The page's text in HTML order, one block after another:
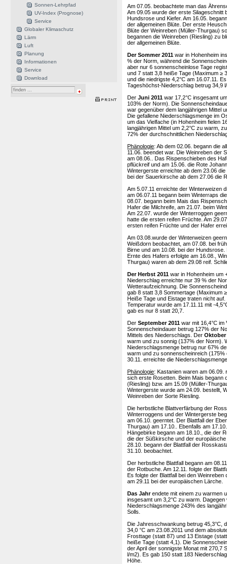
Sonnen-Lehrpfad
UV-Index (Prognose)
Service
Globaler Klimaschutz
Lärm
Luft
Planung
Informationen
Service
Download
Am 07.05. beobachtete man das
Am 09.05 wurde der erste Silageschnitt
Hundsrose und Kiefer. Am 16.05.
der allgemeinen Blüte. Der erste
Blüte der Weinreben (Müller-Thurgau)
begannen die Weinreben (Riesling) zu
der allgemeinen Blüte.
Der Sommer 2011 war in Hohenheim
% der Norm, während die
aber nur 6 sonnenscheinlose Tage
und 7 statt 3,8 heiße Tage (Maximum ≥
und die niedrigste 4,2°C am 16.07.11.
Tageshöchst-Niederschlag betrug 34,9
Der Juni 2011 war 17,2°C insgesamt
103% der Norm). Die
war gegenüber dem langjährigen Mittel
Die gefallene Niederschlagsmenge im
um das Vielfache (in Hohenheim fielen
langjährigen Mittel um 2,2°C zu warm,
72% der durchschnittlichen
Phänologie: Ab dem 02.06. begann die
11.06. beendet war. Die Weinreben der
am 08.06.. Das Rispenschieben des
pflückreif und am 15.06. die Rote
Wintergerste erreichte ab dem 23.06
bei der Sauerkirsche ab dem 27.06 die
Am 5.07.11 erreichte der Winterweizen
am 06.07.11 begann beim Winterraps
08.07. begann beim Mais das
Hafer die Milchreife, am 21.07. beim
Am 22.07. wurde der Winterroggen
hatte die ersten reifen Früchte. Am
ersten reifen Früchte und der Hafer
Am 03.08.wurde der Winterweizen
Weißdorn beobachtet, am 07.08. bei
Birne und am 10.08. bei der
Ernte des Hafers erfolgte am 16.08.,
Thurgau) waren ab dem 29.08 reif.
Der Herbst 2011 war in Hohenheim um
Niederschlag erreichte nur 39 % der
Wetteraufzeichnung. Die
gab 8 statt 3,8 Sommertage (Maximum
Heiße Tage und Eistage traten nicht
Temperatur wurde am 17.11.11 mit -
gab es nur 8 statt 20,7.
Der September 2011 war mit 16,4°C im
Sonnenscheindauer betrug 127% der
Mittels des Niederschlags. Der Oktober
warm und zu sonnig (137% der Norm).
Niederschlagsmenge betrug nur 67%
warm und zu sonnenscheinreich
30.11. erreichte die
Phänologie: Kastanien waren am 06.09.
sich erste Rosetten. Beim Mais begann
(Riesling) bzw. am 15.09 (Müller-
Wintergerste wurde am 24.09. bestellt,
Weinreben der Sorte Riesling.
Die herbstliche Blattverfärbung der
Winterroggens und der Wintergerste
am 06.10. geerntet. Der Blattfall der
Thurgau) am 17.10.. Ebenfalls am
Hängebirke begann am 18.10., die der
die der Süßkirsche und der
28.10. begann der Blattfall der
31.10. beobachtet.
Der herbstliche Blattfall begann am
der Rotbuche. Am 12.11. folgte der
Es folgte der Blattfall bei den
am 29.11 bei der europäischen Lärche.
Das Jahrendete mit einem zu warmen
insgesamt um 3,2°C zu warm.
Niederschlagsmenge 243% des
Solls.
Die Jahresschwankung betrug 45,3°C,
34,0 °C am 23.08.2011 und dem
Frosttage (statt 87) und 13 Eistage
heiße Tage (statt 4,1). Die
der April der sonnigste Monat mit 270,7
l/m2). Es gab 150 statt 183
Höhe.